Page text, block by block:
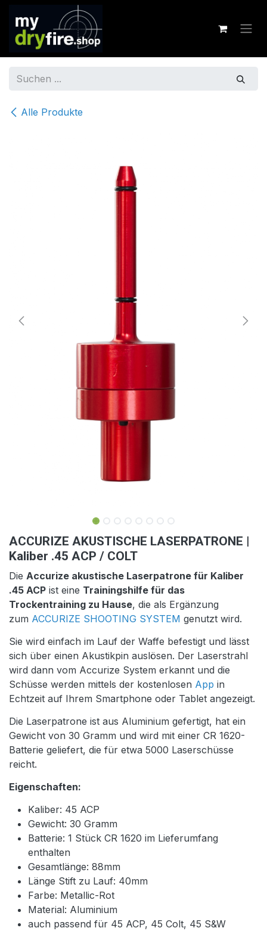
Alle Produkte
ACCURIZE AKUSTISCHE LASERPATRONE |
Kaliber .45 ACP / COLT
Die Accurize akustische Laserpatrone für Kaliber
.45 ACP ist eine Trainingshilfe für das
Trockentraining zu Hause, die als Ergänzung
zum ACCURIZE SHOOTING SYSTEM genutzt wird.
Sie wird einfach im Lauf der Waffe befestigt und lässt
sich über einen Akustikpin auslösen. Der Laserstrahl
wird dann vom Accurize System erkannt und die
Schüsse werden mittels der kostenlosen App in
Echtzeit auf Ihrem Smartphone oder Tablet angezeigt.
Die Laserpatrone ist aus Aluminium gefertigt, hat ein
Gewicht von 30 Gramm und wird mit einer CR 1620-
Batterie geliefert, die für etwa 5000 Laserschüsse
reicht.
Eigenschaften:
Kaliber: 45 ACP
Gewicht: 30 Gramm
Batterie: 1 Stück CR 1620 im Lieferumfang
enthalten
Gesamtlänge: 88mm
Länge Stift zu Lauf: 40mm
Farbe: Metallic-Rot
Material: Aluminium
auch passend für 45 ACP, 45 Colt, 45 S&W